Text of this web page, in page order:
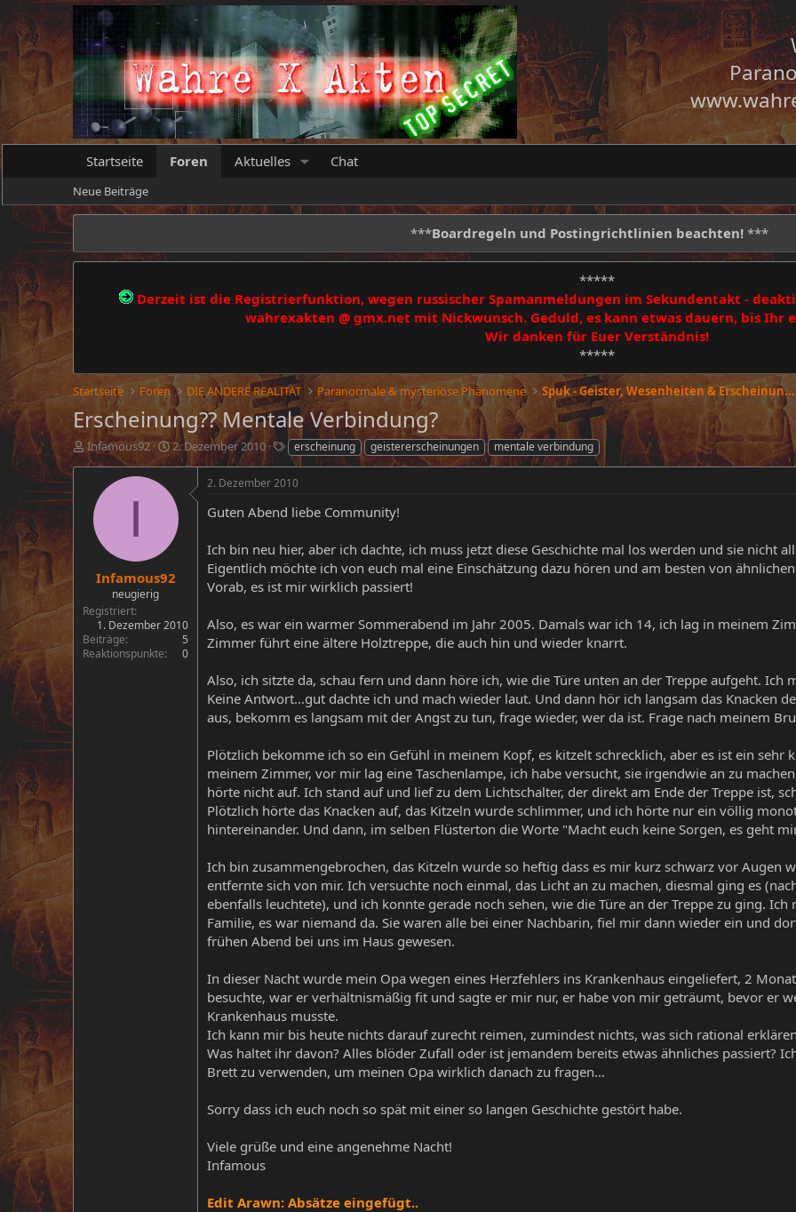
Startseite Foren Aktuelles Chat
Neue Beiträge
***Boardregeln und Postingrichtlinien beachten! ***
*****
Derzeit ist die Registrierfunktion, wegen russischer Spamanmeldungen im Sekundentakt -
wahrexakten @ gmx.net mit Nickwunsch. Geduld, es kann etwas dauern, bis Ihr
Wir danken für Euer Verständnis!
*****
Startseite Foren DIE ANDERE REALITÄT Paranormale & mysteriöse Phänomene Spuk - Geister, Wesenheiten & Erscheinungen
Erscheinung?? Mentale Verbindung?
E
r
Infamous92
E
r
t
e
l
a
2. Dezember 2010
S
c
h
a
w
o
r
t
erscheinung geistererscheinungen mentale verbindung
I
Infamous92
neugierig
Registriert
1. Dezember 2010
Beiträge
5
Reaktionspunkte
0
2. Dezember 2010
Guten Abend liebe Community!
Ich bin neu hier, aber ich dachte, ich muss jetzt diese Geschichte mal los werden und sie nicht
Eigentlich möchte ich von euch mal eine Einschätzung dazu hören und am besten von
Vorab, es ist mir wirklich passiert!
Also, es war ein warmer Sommerabend im Jahr 2005. Damals war ich 14, ich lag in meinem
Zimmer führt eine ältere Holztreppe, die auch hin und wieder knarrt.
Also, ich sitzte da, schau fern und dann höre ich, wie die Türe unten an der Treppe aufgeht. Ich
Keine Antwort...gut dachte ich und mach wieder laut. Und dann hör ich langsam das Knacken
aus, bekomm es langsam mit der Angst zu tun, frage wieder, wer da ist. Frage nach meinem
Plötzlich bekomme ich so ein Gefühl in meinem Kopf, es kitzelt schrecklich, aber es ist ein sehr
meinem Zimmer, vor mir lag eine Taschenlampe, ich habe versucht, sie irgendwie an zu
hörte nicht auf. Ich stand auf und lief zu dem Lichtschalter, der direkt am Ende der Treppe ist,
Plötzlich hörte das Knacken auf, das Kitzeln wurde schlimmer, und ich hörte nur ein völlig
hintereinander. Und dann, im selben Flüsterton die Worte "Macht euch keine Sorgen, es geht
Ich bin zusammengebrochen, das Kitzeln wurde so heftig dass es mir kurz schwarz vor Augen
entfernte sich von mir. Ich versuchte noch einmal, das Licht an zu machen, diesmal ging es
ebenfalls leuchtete), und ich konnte gerade noch sehen, wie die Türe an der Treppe zu ging.
Familie, es war niemand da. Sie waren alle bei einer Nachbarin, fiel mir dann wieder ein und
frühen Abend bei uns im Haus gewesen.
In dieser Nacht wurde mein Opa wegen eines Herzfehlers ins Krankenhaus eingeliefert, 2
besuchte, war er verhältnismäßig fit und sagte er mir nur, er habe von mir geträumt, bevor er
Krankenhaus musste.
Ich kann mir bis heute nichts darauf zurecht reimen, zumindest nichts, was sich rational
Was haltet ihr davon? Alles blöder Zufall oder ist jemandem bereits etwas ähnliches passiert?
Brett zu verwenden, um meinen Opa wirklich danach zu fragen...
Sorry dass ich euch noch so spät mit einer so langen Geschichte gestört habe.
Viele grüße und eine angenehme Nacht!
Infamous
Edit Arawn: Absätze eingefügt..